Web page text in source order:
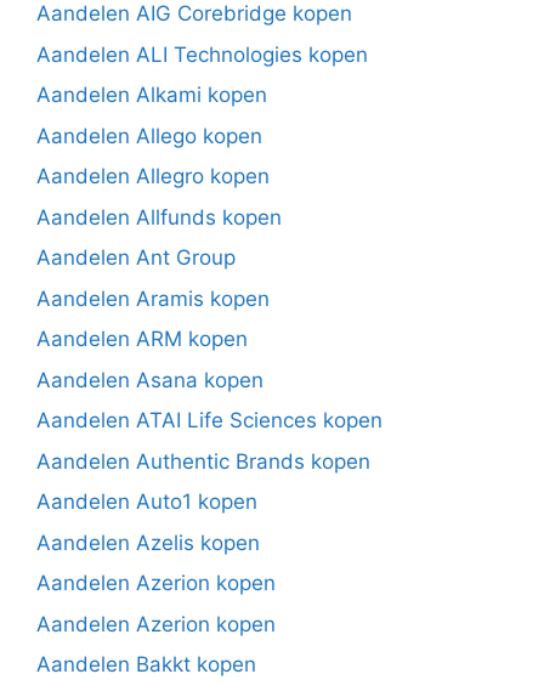
Aandelen AIG Corebridge kopen
Aandelen ALI Technologies kopen
Aandelen Alkami kopen
Aandelen Allego kopen
Aandelen Allegro kopen
Aandelen Allfunds kopen
Aandelen Ant Group
Aandelen Aramis kopen
Aandelen ARM kopen
Aandelen Asana kopen
Aandelen ATAI Life Sciences kopen
Aandelen Authentic Brands kopen
Aandelen Auto1 kopen
Aandelen Azelis kopen
Aandelen Azerion kopen
Aandelen Azerion kopen
Aandelen Bakkt kopen